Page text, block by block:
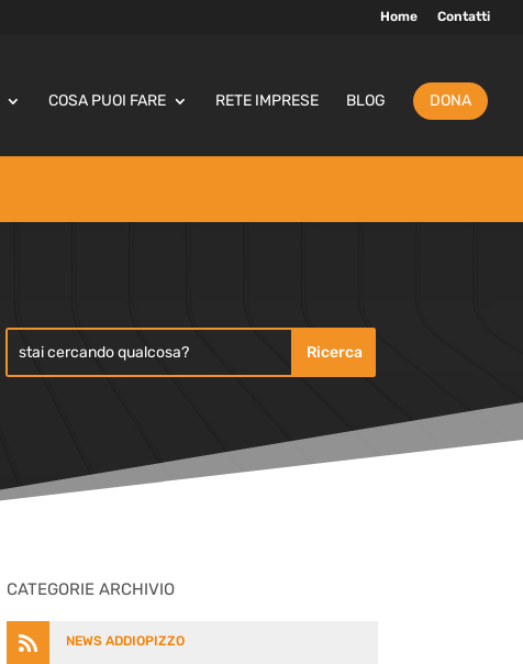
Home Contatti
COSA PUOI FARE RETE IMPRESE BLOG DONA
CATEGORIE ARCHIVIO
 NEWS ADDIOPIZZO